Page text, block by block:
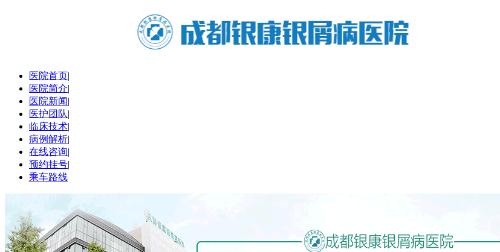
医院首页|
医院简介|
医院新闻|
医护团队|
临床技术|
病例解析|
在线咨询|
预约挂号|
乘车路线